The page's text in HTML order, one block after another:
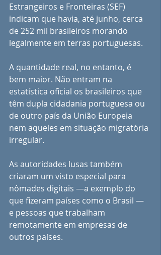
Estrangeiros e Fronteiras (SEF)
indicam que havia, até junho, cerca
de 252 mil brasileiros morando
legalmente em terras portuguesas.
A quantidade real, no entanto, é
bem maior. Não entram na
estatística oficial os brasileiros que
têm dupla cidadania portuguesa ou
de outro país da União Europeia
nem aqueles em situação migratória
irregular.
As autoridades lusas também
criaram um visto especial para
nômades digitais —a exemplo do
que fizeram países como o Brasil —
e pessoas que trabalham
remotamente em empresas de
outros países.